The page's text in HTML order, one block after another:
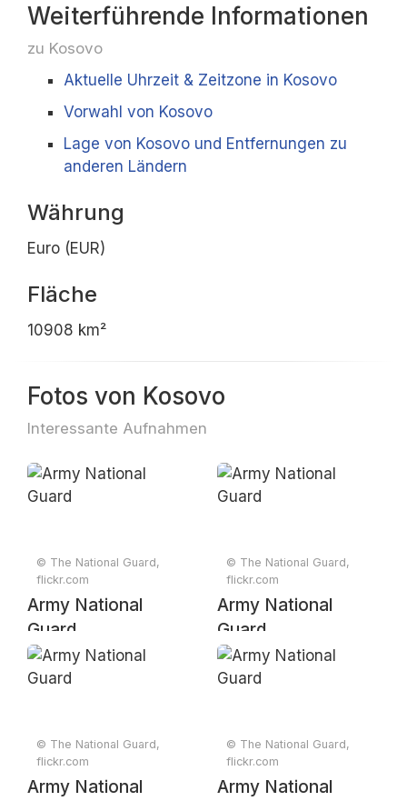
Weiterführende Informationen
zu Kosovo
Aktuelle Uhrzeit & Zeitzone in Kosovo
Vorwahl von Kosovo
Lage von Kosovo und Entfernungen zu
anderen Ländern
Währung
Euro (EUR)
Fläche
10908 km²
Fotos von Kosovo
Interessante Aufnahmen
© The National Guard,
flickr.com
Army National
Guard
© The National Guard,
flickr.com
Army National
Guard
© The National Guard,
flickr.com
Army National
© The National Guard,
flickr.com
Army National